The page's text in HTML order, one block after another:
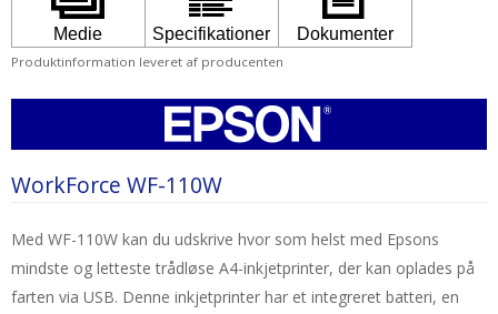
Produktinformation leveret af producenten
WorkForce WF-110W
Med WF-110W kan du udskrive hvor som helst med Epsons
mindste og letteste trådløse A4-inkjetprinter, der kan oplades på
farten via USB. Denne inkjetprinter har et integreret batteri, en